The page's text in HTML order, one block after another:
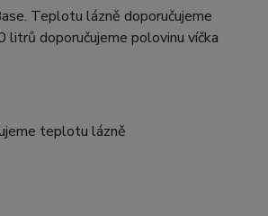
Teplotu lázně doporučujeme
doporučujeme polovinu víčka
teplotu lázně